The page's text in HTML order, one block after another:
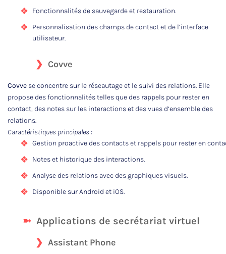
Fonctionnalités de sauvegarde et restauration.
Personnalisation des champs de contact et de l’interface
utilisateur.
Covve
Covve se concentre sur le réseautage et le suivi des relations. Elle
propose des fonctionnalités telles que des rappels pour rester en
contact, des notes sur les interactions et des vues d’ensemble des
relations.
Caractéristiques principales :
Gestion proactive des contacts et rappels pour rester en
Notes et historique des interactions.
Analyse des relations avec des graphiques visuels.
Disponible sur Android et iOS.
Applications de secrétariat virtuel
Assistant Phone